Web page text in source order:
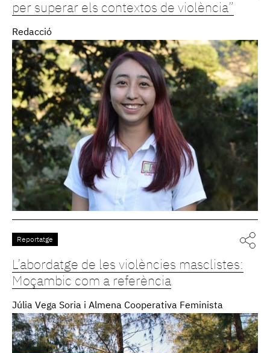
per superar els contextos de violència”
Redacció
Reportatge
L’abordatge de les violències masclistes:
Moçambic com a referència
Júlia Vega Soria i Almena Cooperativa Feminista